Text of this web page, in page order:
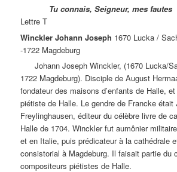
Tu connais, Seigneur, mes fautes
Lettre T
Winckler Johann Joseph 1670 Lucka /
-1722 Magdeburg
Johann Joseph Winckler, (1670 Lucka/
1722 Magdeburg). Disciple de August
fondateur des maisons d’enfants de Halle,
piétiste de Halle. Le gendre de Francke était
Freylinghausen, éditeur du célèbre livre de
Halle de 1704. Winckler fut aumônier
et en Italie, puis prédicateur à la cathédrale
consistorial à Magdeburg. Il faisait partie du
compositeurs piétistes de Halle.